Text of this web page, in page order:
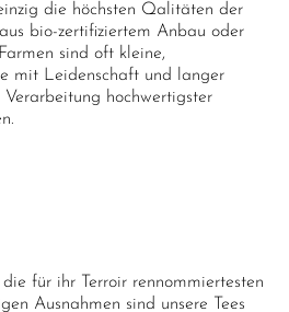
die höchsten Qalitäten der
bio-zertifiziertem Anbau oder
sind oft kleine,
mit Leidenschaft und langer
hochwertigster
für ihr Terroir rennommiertesten
Ausnahmen sind unsere Tees